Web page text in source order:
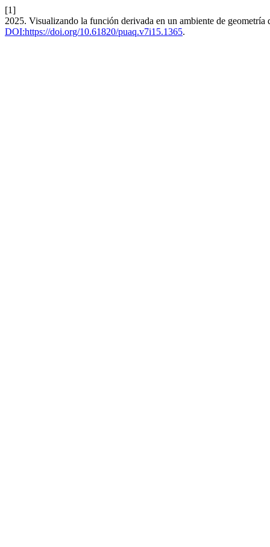
[1]
2025. Visualizando la función derivada en un ambiente de geometría
DOI:https://doi.org/10.61820/puaq.v7i15.1365.